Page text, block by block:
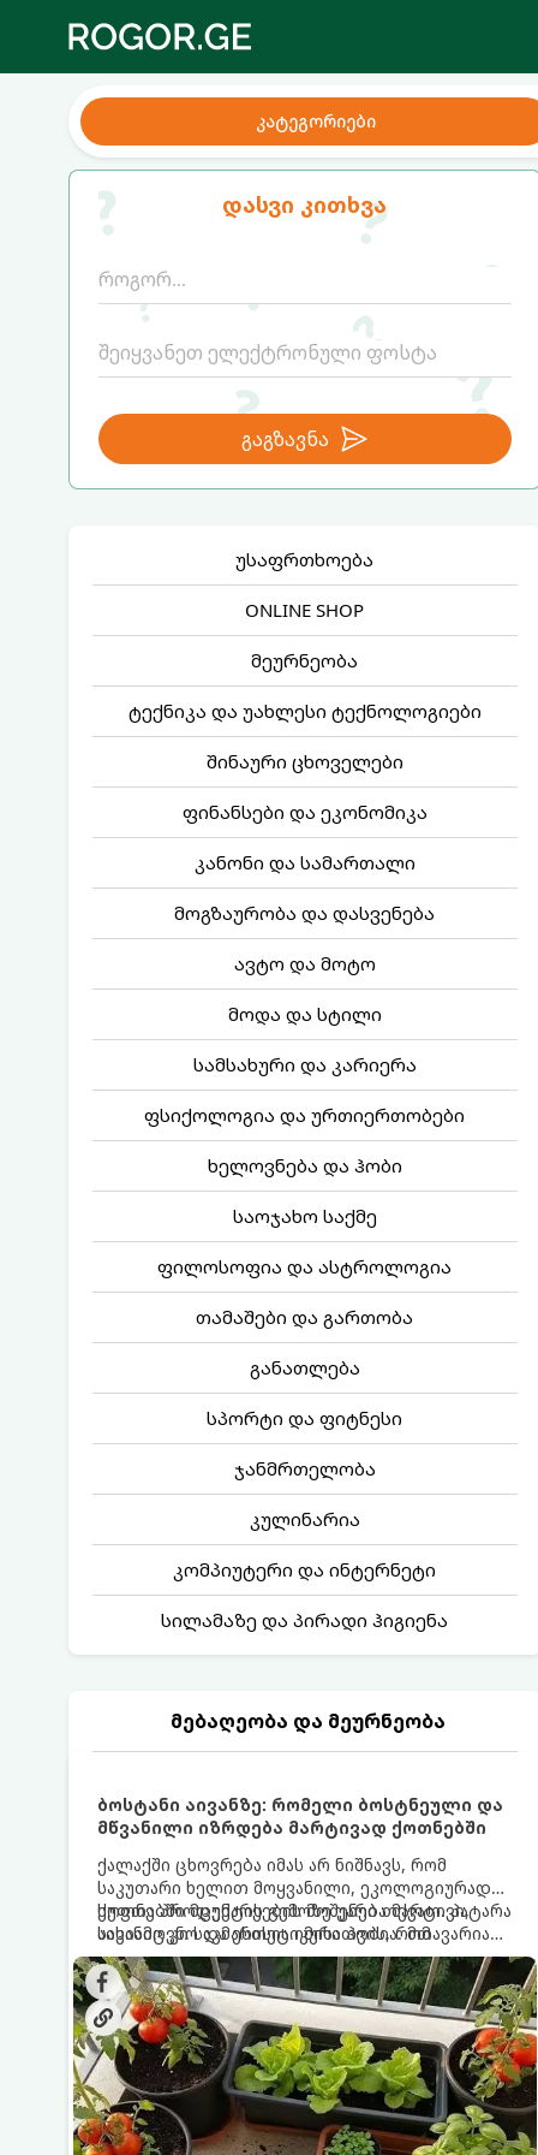
კატეგორიები
დასვი კითხვა
გაგზავნა
უსაფრთხოება
ONLINE SHOP
მეურნეობა
ტექნიკა და უახლესი ტექნოლოგიები
შინაური ცხოველები
ფინანსები და ეკონომიკა
კანონი და სამართალი
მოგზაურობა და დასვენება
ავტო და მოტო
მოდა და სტილი
სამსახური და კარიერა
ფსიქოლოგია და ურთიერთობები
ხელოვნება და ჰობი
საოჯახო საქმე
ფილოსოფია და ასტროლოგია
თამაშები და გართობა
განათლება
სპორტი და ფიტნესი
ჯანმრთელობა
კულინარია
კომპიუტერი და ინტერნეტი
სილამაზე და პირადი ჰიგიენა
მებაღეობა და მეურნეობა
ბოსტანი აივანზე: რომელი ბოსტნეული და
მწვანილი იზრდება მარტივად ქოთნებში
ქალაქში ცხოვრება იმას არ ნიშნავს, რომ
საკუთარი ხელით მოყვანილი, ეკოლოგიურად
სუფთა პროდუქტის გემოზე უარი თქვათ. პატარა
აივანიც კი საკმარისია იმისათვის, რომ
მოიწყოთ მინი-ბოსტანი, საიდანაც
ყოველდღიურად ახალ, არომატულ მწვანილსა
და ბოსტნეულს მოკრეფთ.
ქოთნებში მცენარეების მოშენება მარტივი,
სასიამოვნო და ესთეტიკური ჰობია. მთავარია
იცოდეთ, რომელი კულტურები ეგუებიან
ქოთნის პირობებს ყველაზე კარგად და როგორ
მოუაროთ მათ სწორად.